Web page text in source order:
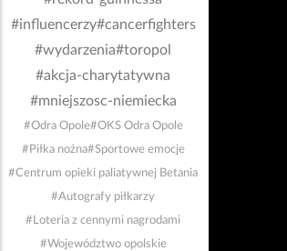
#influencerzy#cancerfighters
#wydarzenia#toropol
#akcja-charytatywna
#mniejszosc-niemiecka
#Odra Opole#OKS Odra Opole
#Piłka nożna#Sportowe emocje
#Centrum opieki paliatywnej Betania
#Autografy piłkarzy
#Loteria z cennymi nagrodami
#Województwo opolskie